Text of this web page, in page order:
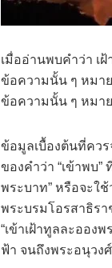
เมื่ออ่านพบคำว่า เฝ้
ข้อความนั้น ๆ หมาย
ข้อความนั้น ๆ หมาย
ข้อมูลเบื้องต้นที่ควร
ของคำว่า “เข้าพบ
พระบาท” หรือจะใ
พระบรมโอรสาธิร
“เข้าเฝ้าทูลละออง
ฟ้า จนถึงพระอนุวงศ์